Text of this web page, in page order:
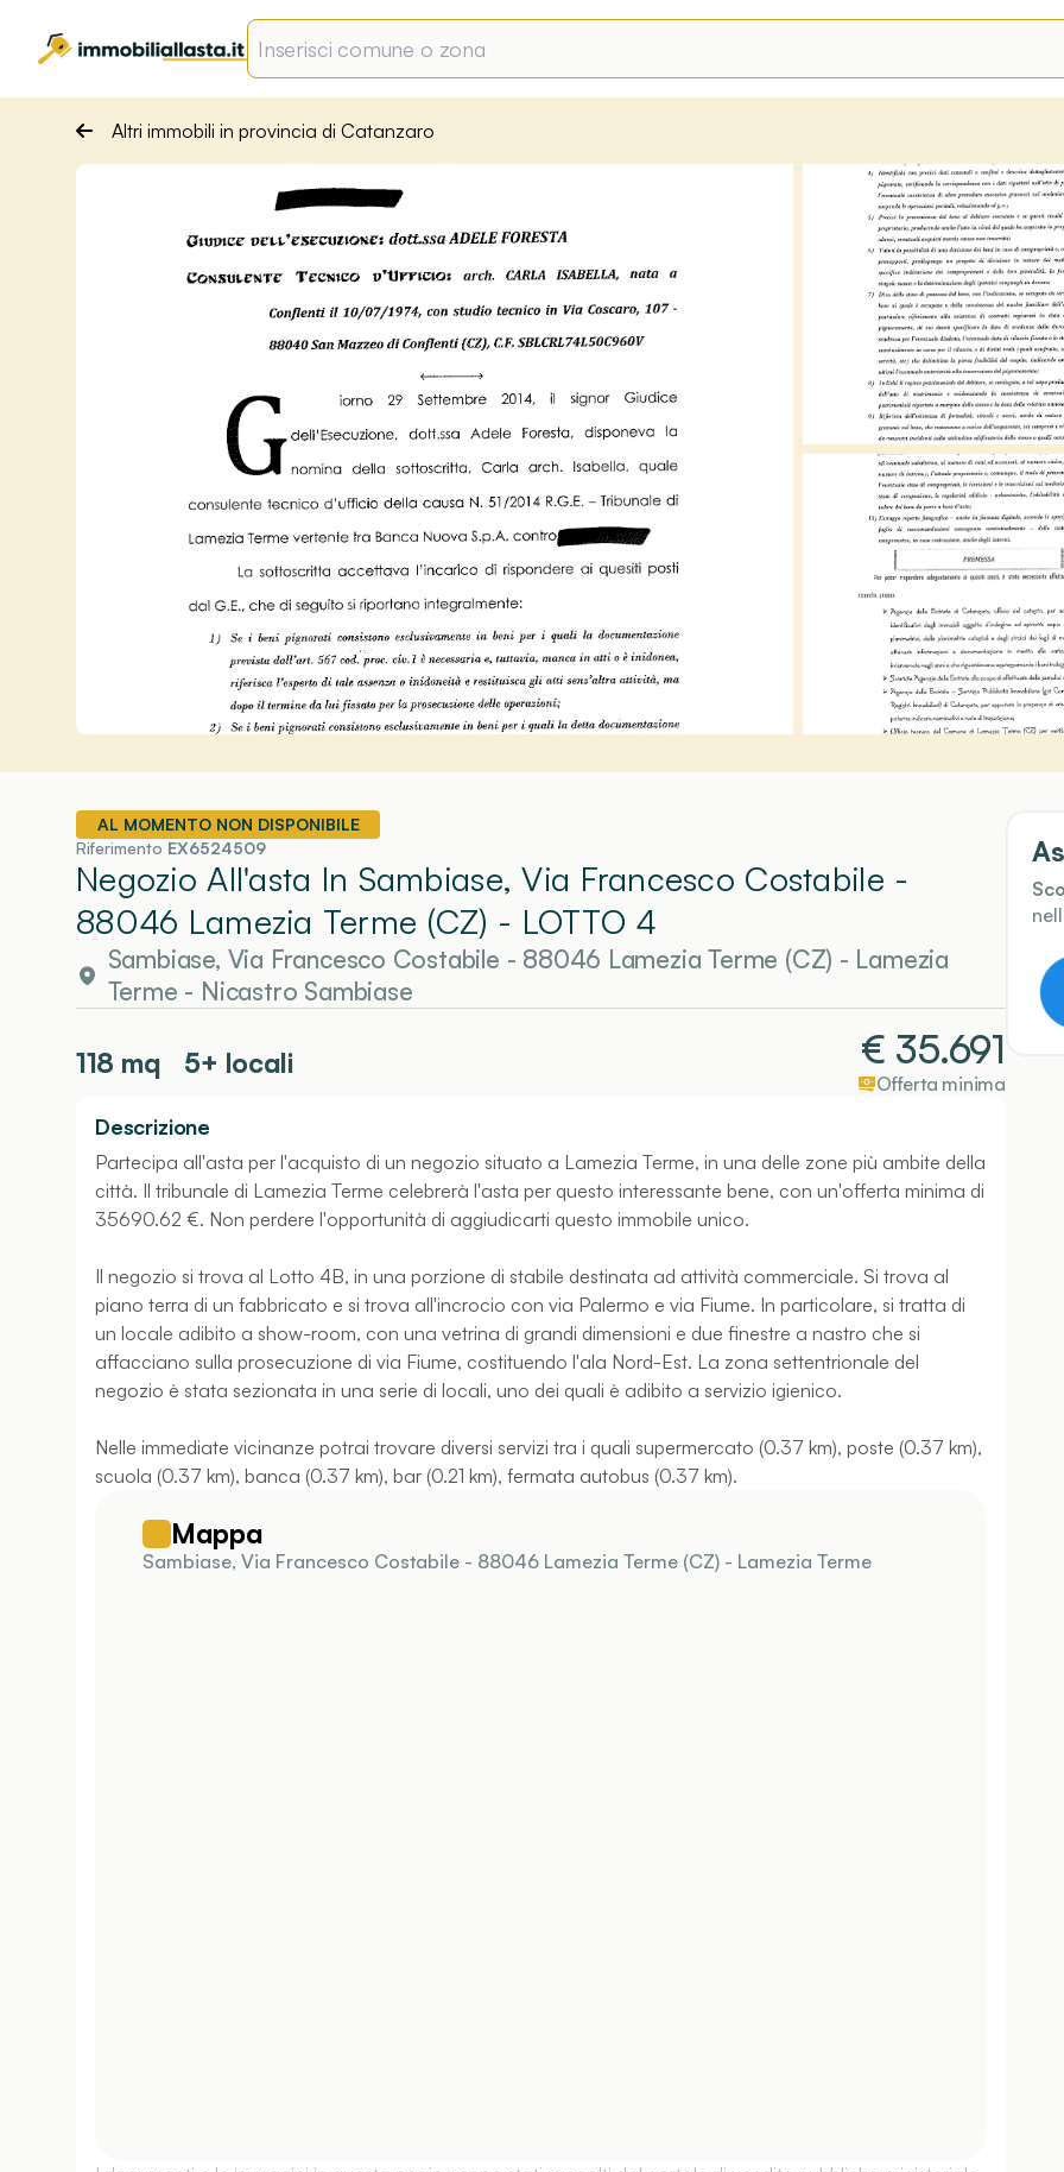
Altri immobili in provincia di Catanzaro
AL MOMENTO NON DISPONIBILE
Riferimento EX6524509
Negozio All'asta In Sambiase, Via Francesco Costabile -
88046 Lamezia Terme (CZ) - LOTTO 4
Sambiase, Via Francesco Costabile - 88046 Lamezia Terme (CZ) - Lamezia
Terme - Nicastro Sambiase
118 mq 5+ locali € 35.691
Offerta minima
Descrizione
Partecipa all'asta per l'acquisto di un negozio situato a Lamezia Terme, in una delle zone più ambite della
città. Il tribunale di Lamezia Terme celebrerà l'asta per questo interessante bene, con un'offerta minima di
35690.62 €. Non perdere l'opportunità di aggiudicarti questo immobile unico.
Il negozio si trova al Lotto 4B, in una porzione di stabile destinata ad attività commerciale. Si trova al
piano terra di un fabbricato e si trova all'incrocio con via Palermo e via Fiume. In particolare, si tratta di
un locale adibito a show-room, con una vetrina di grandi dimensioni e due finestre a nastro che si
affacciano sulla prosecuzione di via Fiume, costituendo l'ala Nord-Est. La zona settentrionale del
negozio è stata sezionata in una serie di locali, uno dei quali è adibito a servizio igienico.
Nelle immediate vicinanze potrai trovare diversi servizi tra i quali supermercato (0.37 km), poste (0.37 km),
scuola (0.37 km), banca (0.37 km), bar (0.21 km), fermata autobus (0.37 km).
Mappa
Sambiase, Via Francesco Costabile - 88046 Lamezia Terme (CZ) - Lamezia Terme